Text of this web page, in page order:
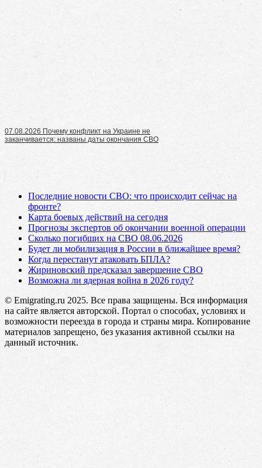
07.08.2026 Почему конфликт на Украине не
заканчивается: названы даты окончания СВО
Последние новости СВО: что происходит сейчас на
фронте?
Карта боевых действий на сегодня
Прогнозы экспертов об окончании военной операции
Сколько погибших на СВО 08.06.2026
Будет ли мобилизация в России в ближайшее время?
Когда перестанут атаковать БПЛА?
Жириновский предсказал завершение СВО
Возможна ли ядерная война в 2026 году?
© Emigrating.ru 2025. Все права защищены. Вся информация
на сайте является авторской. Портал о способах, условиях и
возможности переезда в города и страны мира. Копирование
материалов запрещено, без указания активной ссылки на
данный источник.